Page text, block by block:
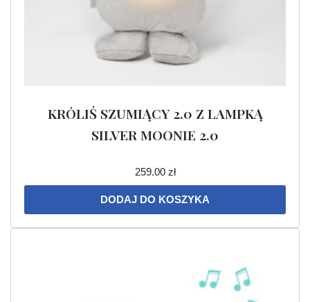
KRÓLIŚ SZUMIĄCY 2.0 Z LAMPKĄ
SILVER MOONIE 2.0
259.00 zł
DODAJ DO KOSZYKA